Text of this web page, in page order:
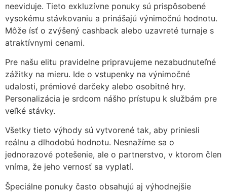
neeviduje. Tieto exkluzívne ponuky sú prispôsobené
vysokému stávkovaniu a prinášajú výnimočnú hodnotu.
Môže ísť o zvýšený cashback alebo uzavreté turnaje s
atraktívnymi cenami.
Pre našu elitu pravidelne pripravujeme nezabudnuteľné
zážitky na mieru. Ide o vstupenky na výnimočné
udalosti, prémiové darčeky alebo osobitné hry.
Personalizácia je srdcom nášho prístupu k službám pre
veľké stávky.
Všetky tieto výhody sú vytvorené tak, aby priniesli
reálnu a dlhodobú hodnotu. Nesnažíme sa o
jednorazové potešenie, ale o partnerstvo, v ktorom člen
vníma, že jeho vernosť sa vyplatí.
Špeciálne ponuky často obsahujú aj výhodnejšie